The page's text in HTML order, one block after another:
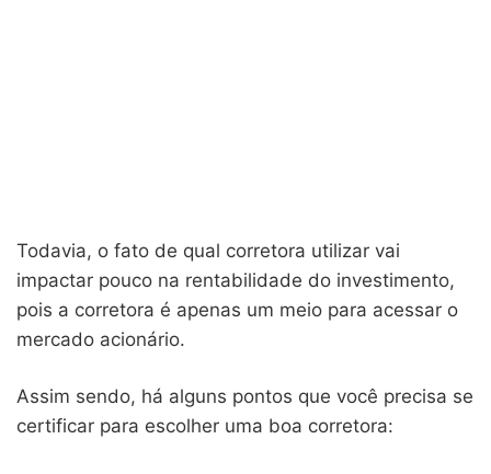
Todavia, o fato de qual corretora utilizar vai
impactar pouco na rentabilidade do investimento,
pois a corretora é apenas um meio para acessar o
mercado acionário.
Assim sendo, há alguns pontos que você precisa se
certificar para escolher uma boa corretora: